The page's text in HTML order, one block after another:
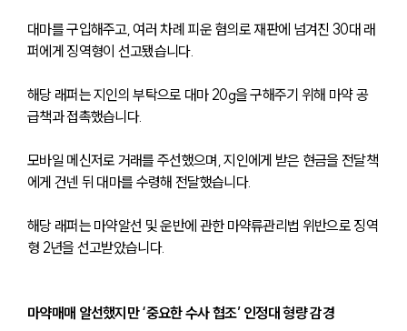
대마를 구입해주고, 여러 차례 피운 혐의로 재판에 넘겨진 30대 래
퍼에게 징역형이 선고됐습니다.
해당 래퍼는 지인의 부탁으로 대마 20g을 구해주기 위해 마약 공
급책과 접촉했습니다.
모바일 메신저로 거래를 주선했으며, 지인에게 받은 현금을 전달책
에게 건넨 뒤 대마를 수령해 전달했습니다.
해당 래퍼는 마약알선 및 운반에 관한 마약류관리법 위반으로 징역
형 2년을 선고받았습니다.
마약매매 알선했지만 ‘중요한 수사 협조’ 인정대 형량 감경